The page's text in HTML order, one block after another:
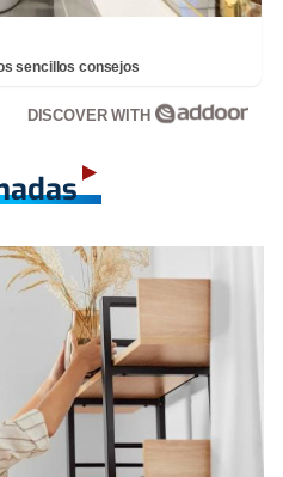
sencillos consejos
DISCOVER WITH